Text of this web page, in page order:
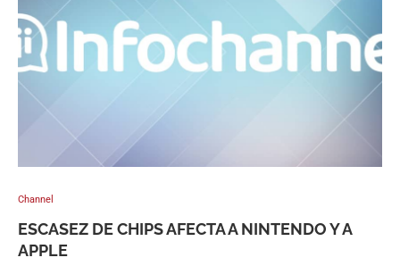
Channel
ESCASEZ DE CHIPS AFECTA A NINTENDO Y A
APPLE